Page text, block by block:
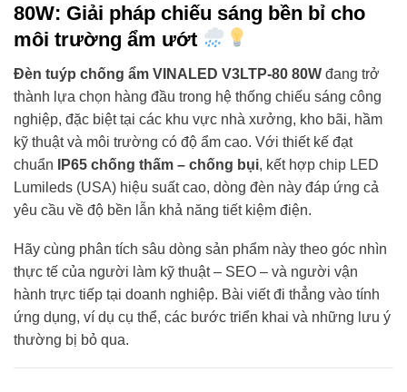
80W: Giải pháp chiếu sáng bền bỉ cho
môi trường ẩm ướt
Đèn tuýp chống ẩm VINALED V3LTP-80 80W đang trở
thành lựa chọn hàng đầu trong hệ thống chiếu sáng công
nghiệp, đặc biệt tại các khu vực nhà xưởng, kho bãi, hầm
kỹ thuật và môi trường có độ ẩm cao. Với thiết kế đạt
chuẩn
IP65 chống thấm – chống bụi, kết hợp chip LED
Lumileds (USA) hiệu suất cao, dòng đèn này đáp ứng cả
yêu cầu về độ bền lẫn khả năng tiết kiệm điện.
Hãy cùng phân tích sâu dòng sản phẩm này theo góc nhìn
thực tế của người làm kỹ thuật – SEO – và người vận
hành trực tiếp tại doanh nghiệp. Bài viết đi thẳng vào tính
ứng dụng, ví dụ cụ thể, các bước triển khai và những lưu ý
thường bị bỏ qua.